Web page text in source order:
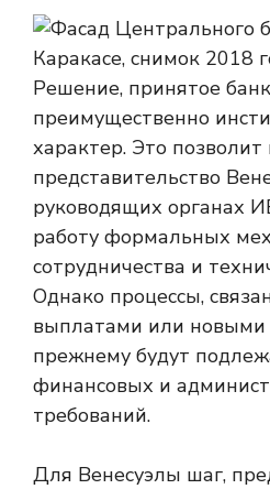
Решение, принятое
преимущественно
характер. Это позволит
представительство
руководящих органах
работу формальных
сотрудничества и
Однако процессы,
выплатами или новыми
прежнему будут
финансовых и
требований.
Для Венесуэлы шаг,